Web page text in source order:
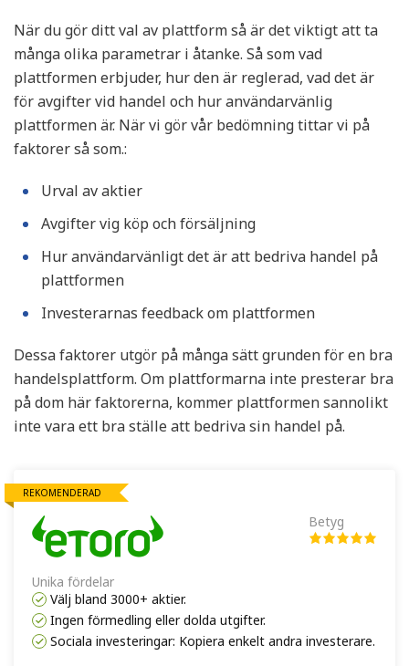
När du gör ditt val av plattform så är det viktigt att ta
många olika parametrar i åtanke. Så som vad
plattformen erbjuder, hur den är reglerad, vad det är
för avgifter vid handel och hur användarvänlig
plattformen är. När vi gör vår bedömning tittar vi på
faktorer så som.:
Urval av aktier
Avgifter vig köp och försäljning
Hur användarvänligt det är att bedriva handel på
plattformen
Investerarnas feedback om plattformen
Dessa faktorer utgör på många sätt grunden för en bra
handelsplattform. Om plattformarna inte presterar bra
på dom här faktorerna, kommer plattformen sannolikt
inte vara ett bra ställe att bedriva sin handel på.
Betyg
Unika fördelar
Välj bland 3000+ aktier.
Ingen förmedling eller dolda utgifter.
Sociala investeringar: Kopiera enkelt andra investerare.
REKOMENDERAD